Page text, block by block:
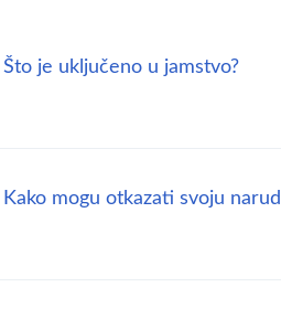
Što je uključeno u jamstvo?
Kako mogu otkazati svoju